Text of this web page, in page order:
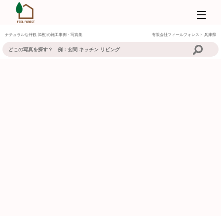
ナチュラルな外観 (0枚)の施工事例・写真集 有限会社フィールフォレスト 兵庫県